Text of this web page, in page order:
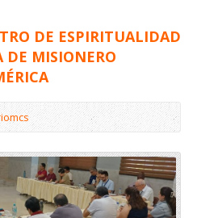
DE ESPIRITUALIDAD
DE MISIONERO